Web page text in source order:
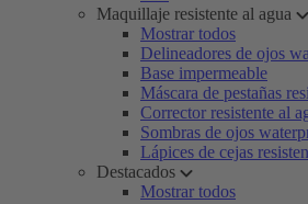
Maquillaje resistente al agua
Mostrar todos
Delineadores de ojos
Base impermeable
Máscara de pestañas
Corrector resistente al
Sombras de ojos
Lápices de cejas
Destacados
Mostrar todos